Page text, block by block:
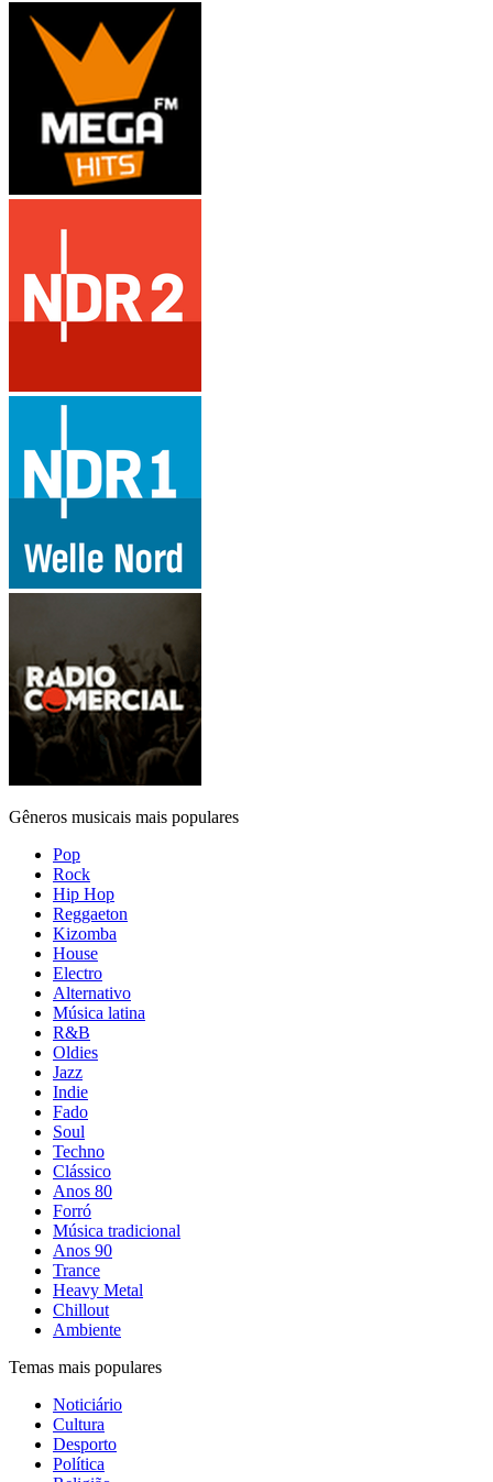
Gêneros musicais mais populares
Pop
Rock
Hip Hop
Reggaeton
Kizomba
House
Electro
Alternativo
Música latina
R&B
Oldies
Jazz
Indie
Fado
Soul
Techno
Clássico
Anos 80
Forró
Música tradicional
Anos 90
Trance
Heavy Metal
Chillout
Ambiente
Temas mais populares
Noticiário
Cultura
Desporto
Política